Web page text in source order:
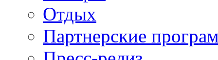
Отдых
Партнерские